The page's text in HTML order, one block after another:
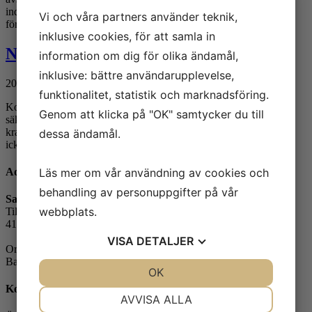
industriell verksamhet har mark, jord, byggnader och vatten
förorenats under årens lopp. Enligt...
Nyhetsbrev
2024-02-08|Nyheter,Nyhetsbrev
Kontroll av svets, svetsförband och svetsprocedurer För att
säkerställa att svetsarbeten genomförs i enlighet med specificerade
krav och vald tillverkningsstandard används både förstörande och
icke-förstörande provning. Det är av yttersta vikt med svets- och...
Adress
Safe Control Materialteknik AB
Tillgängligheten 1
417 10 Göteborg
Orgnr: 556604-7832
Bankgiro: 5104-8387
Kontakt
Vi och våra partners använder teknik,
inklusive cookies, för att samla in
information om dig för olika ändamål,
inklusive: bättre användarupplevelse,
funktionalitet, statistik och marknadsföring.
Genom att klicka på "OK" samtycker du till
dessa ändamål.
Läs mer om vår användning av cookies och
behandling av personuppgifter på vår
webbplats.
VISA DETALJER
AVVISA ALLA
OK